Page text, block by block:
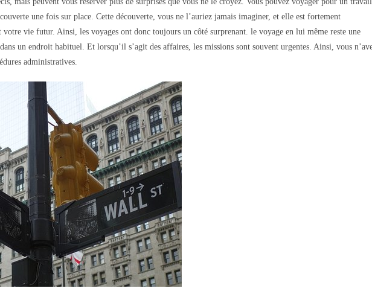
une fois sur place. Cette découverte, vous ne l’auriez jamais imaginer, et elle est fortement
votre vie futur. Ainsi, les voyages ont donc toujours un côté surprenant. le voyage en lui même reste une
un endroit habituel. Et lorsqu’il s’agit des affaires, les missions sont souvent urgentes. Ainsi, vous
administratives.